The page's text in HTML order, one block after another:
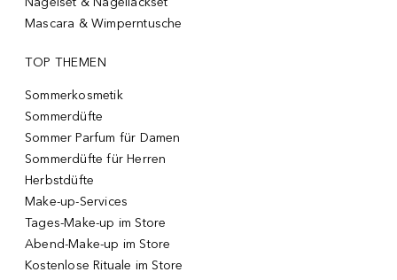
Mascara & Wimperntusche
TOP THEMEN
Sommerkosmetik
Sommerdüfte
Sommer Parfum für Damen
Sommerdüfte für Herren
Herbstdüfte
Make-up-Services
Tages-Make-up im Store
Abend-Make-up im Store
Kostenlose Rituale im Store